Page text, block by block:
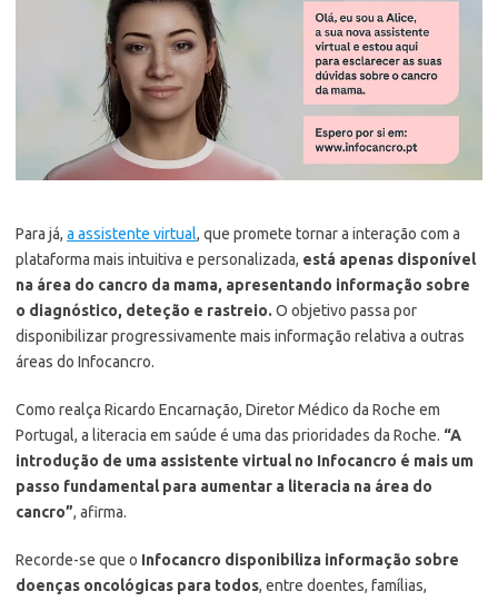
Para já, a assistente virtual, que promete tornar a interação com a
plataforma mais intuitiva e personalizada, está apenas disponível
na área do cancro da mama, apresentando informação sobre
o diagnóstico, deteção e rastreio. O objetivo passa por
disponibilizar progressivamente mais informação relativa a outras
áreas do Infocancro.
Como realça Ricardo Encarnação, Diretor Médico da Roche em
Portugal, a literacia em saúde é uma das prioridades da Roche. “A
introdução de uma assistente virtual no Infocancro é mais um
passo fundamental para aumentar a literacia na área do
cancro”, afirma.
Recorde-se que o Infocancro disponibiliza informação sobre
doenças oncológicas para todos, entre doentes, famílias,